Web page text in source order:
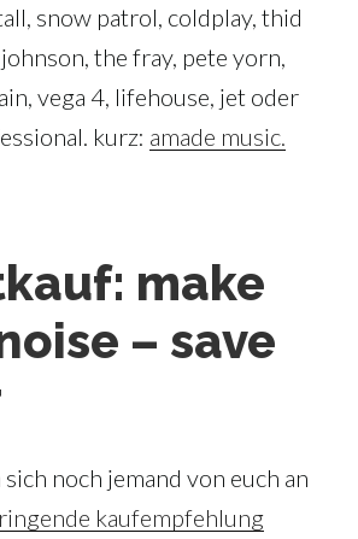
snow patrol, coldplay, thid
the fray, pete yorn,
vega 4, lifehouse, jet oder
kurz: amade music.
make
– save
noch jemand von euch an
kaufempfehlung